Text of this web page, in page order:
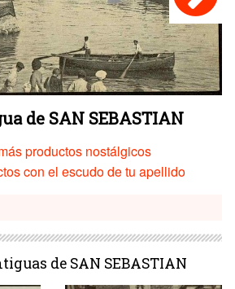
de SAN SEBASTIAN
productos nostálgicos
con el escudo de tu apellido
de SAN SEBASTIAN